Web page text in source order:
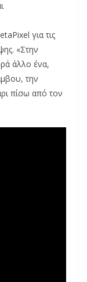
για τις
«Στην
άλλο ένα,
την
πίσω από τον